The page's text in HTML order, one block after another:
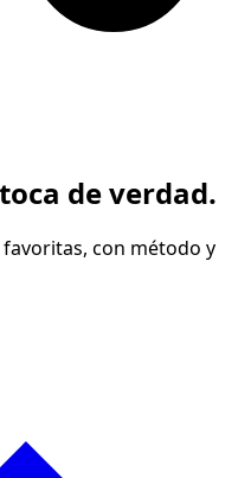
toca de verdad.
con método y